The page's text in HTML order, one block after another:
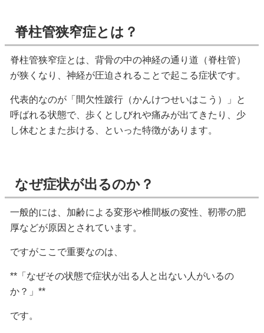
脊柱管狭窄症とは？
脊柱管狭窄症とは、背骨の中の神経の通り道（脊柱管）
が狭くなり、神経が圧迫されることで起こる症状です。
代表的なのが「間欠性跛行（かんけつせいはこう）」と
呼ばれる状態で、歩くとしびれや痛みが出てきたり、少
し休むとまた歩ける、といった特徴があります。
なぜ症状が出るのか？
一般的には、加齢による変形や椎間板の変性、靭帯の肥
厚などが原因とされています。
ですがここで重要なのは、
**「なぜその状態で症状が出る人と出ない人がいるの
か？」**
です。